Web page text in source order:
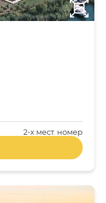
2-x мест. номер